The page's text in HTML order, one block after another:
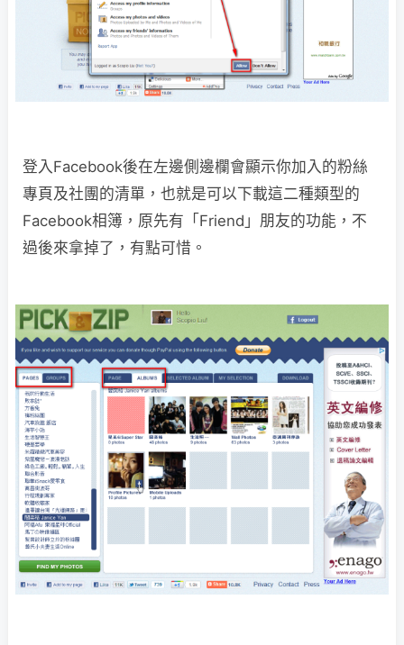
登入Facebook後在左邊側邊欄會顯示你加入的粉絲
專頁及社團的清單，也就是可以下載這二種類型的
Facebook相簿，原先有「Friend」朋友的功能，不
過後來拿掉了，有點可惜。